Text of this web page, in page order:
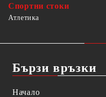
Спортни стоки
Атлетика
Бързи връзки
Начало